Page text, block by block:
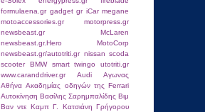
formulaena.gr gadget gr iCar megane
motoaccessories.gr
motorpress.gr
newsbeast.gr McLaren
newsbeast.gr.Hero MotoCorp
newsbeast.gr/autotriti.gr nissan scoda
scooter BMW
smart twingo
utotriti.gr
www.caranddriver.gr
Αudi
Αγωνας
Αθήνα Ακαδημίας οδηγών της Ferrari
Αυτοκίνηση Βασίλης Σαρημπαλίδης Βιμ
Βαν ντε Καμπ Γ. Κατσιάνη Γρήγορου